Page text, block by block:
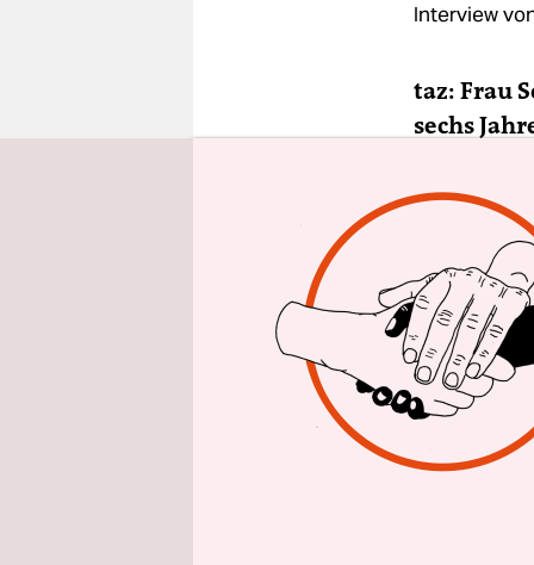
Interview
taz: Frau
sechs
Manuela
aktuellen
Warum?
Seit dem
Das